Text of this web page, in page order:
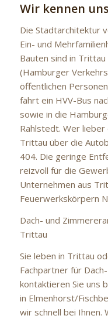
Wir kennen
Die Stadtarchitektur
Ein- und
Bauten sind in Trittau
(Hamburger
öffentlichen
fährt ein HVV-Bus
sowie in die
Rahlstedt. Wer
Trittau über die
404. Die geringe
reizvoll für die
Unternehmen aus
Feuerwerkskörpern
Dach- und
Trittau
Sie leben in Trittau
Fachpartner für
kontaktieren Sie uns
in Elmenhorst/
wir schnell bei Ihnen.